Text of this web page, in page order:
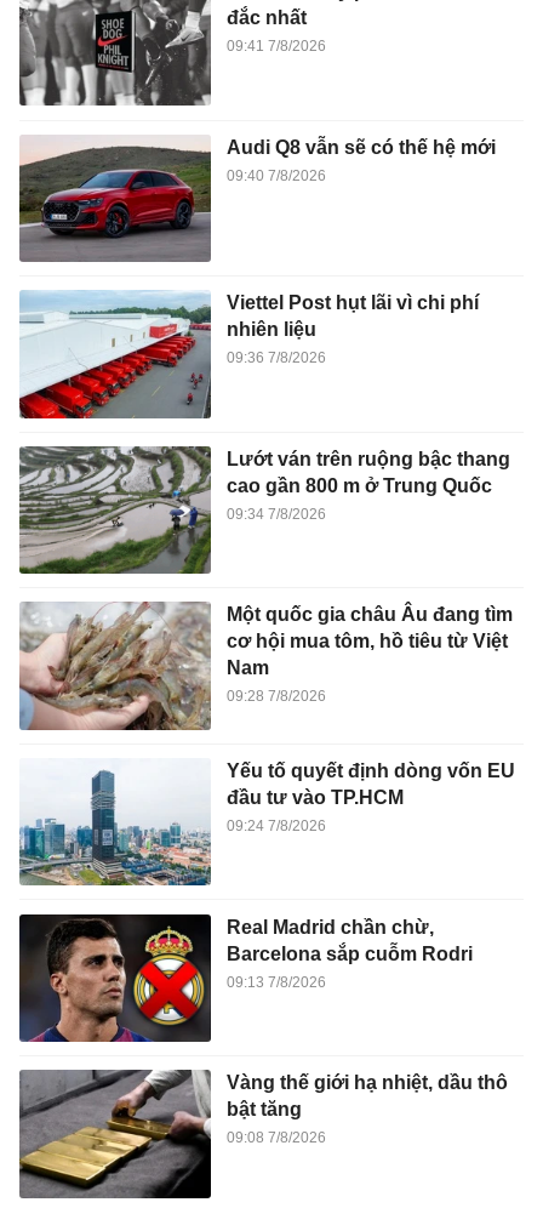
đắc nhất
09:41 7/8/2026
Audi Q8 vẫn sẽ có thế hệ mới
09:40 7/8/2026
Viettel Post hụt lãi vì chi phí
nhiên liệu
09:36 7/8/2026
Lướt ván trên ruộng bậc thang
cao gần 800 m ở Trung Quốc
09:34 7/8/2026
Một quốc gia châu Âu đang tìm
cơ hội mua tôm, hồ tiêu từ Việt
Nam
09:28 7/8/2026
Yếu tố quyết định dòng vốn EU
đầu tư vào TP.HCM
09:24 7/8/2026
Real Madrid chần chừ,
Barcelona sắp cuỗm Rodri
09:13 7/8/2026
Vàng thế giới hạ nhiệt, dầu thô
bật tăng
09:08 7/8/2026